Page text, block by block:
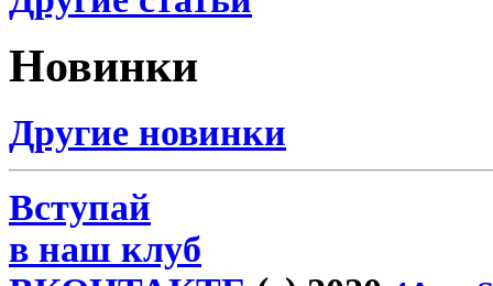
Новинки
Другие новинки
Вступай
в наш клуб